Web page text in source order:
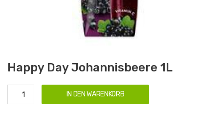
Happy Day Johannisbeere 1L
IN DEN WARENKORB